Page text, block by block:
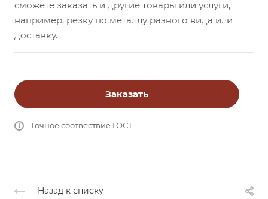
сможете заказать и другие товары или услуги,
например, резку по металлу разного вида или
доставку.
Заказать
Точное соотвествие ГОСТ.
Назад к списку